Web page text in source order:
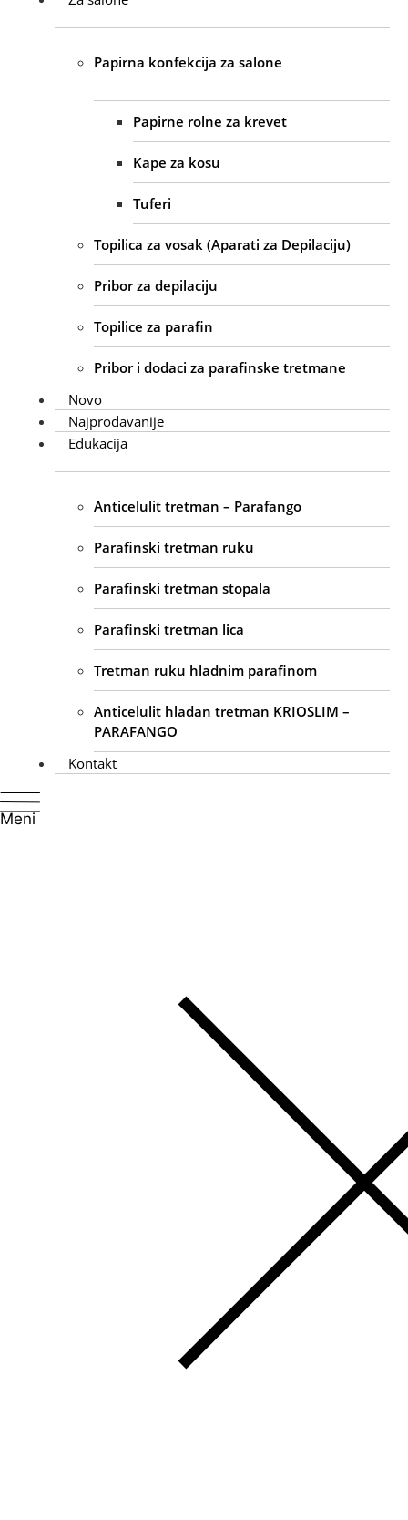
Papirna konfekcija za salone
Papirne rolne za krevet
Kape za kosu
Tuferi
Topilica za vosak (Aparati za Depilaciju)
Pribor za depilaciju
Topilice za parafin
Pribor i dodaci za parafinske tretmane
Novo
Najprodavanije
Edukacija
Anticelulit tretman – Parafango
Parafinski tretman ruku
Parafinski tretman stopala
Parafinski tretman lica
Tretman ruku hladnim parafinom
Anticelulit hladan tretman KRIOSLIM –
PARAFANGO
Kontakt